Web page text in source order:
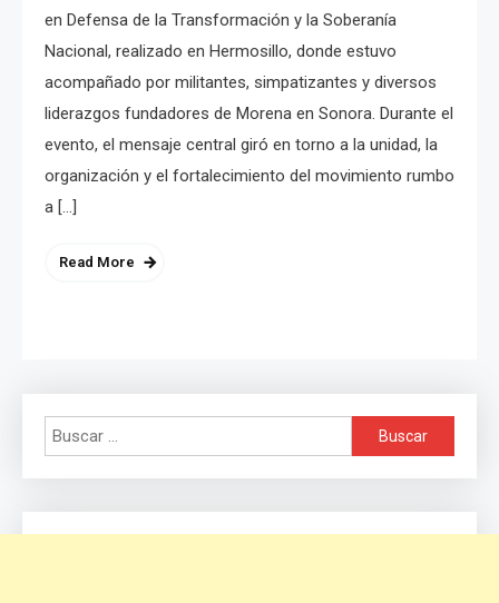
en Defensa de la Transformación y la Soberanía
Nacional, realizado en Hermosillo, donde estuvo
acompañado por militantes, simpatizantes y diversos
liderazgos fundadores de Morena en Sonora. Durante el
evento, el mensaje central giró en torno a la unidad, la
organización y el fortalecimiento del movimiento rumbo
a […]
Read More
Buscar: